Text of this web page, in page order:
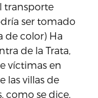
transporte
ser tomado
de color) Ha
de la Trata,
víctimas en
las villas de
como se dice,